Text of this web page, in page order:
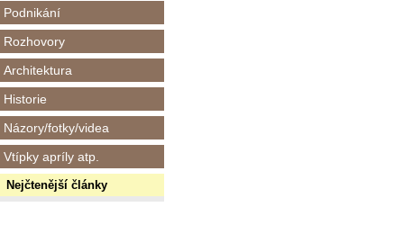
Podnikání
Rozhovory
Architektura
Historie
Názory/fotky/videa
Vtípky apríly atp.
Nejčtenější články